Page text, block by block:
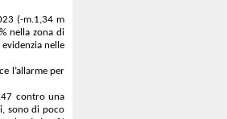
(-m.1,34 m
nella zona di
nelle
l’allarme per
contro una
sono di poco